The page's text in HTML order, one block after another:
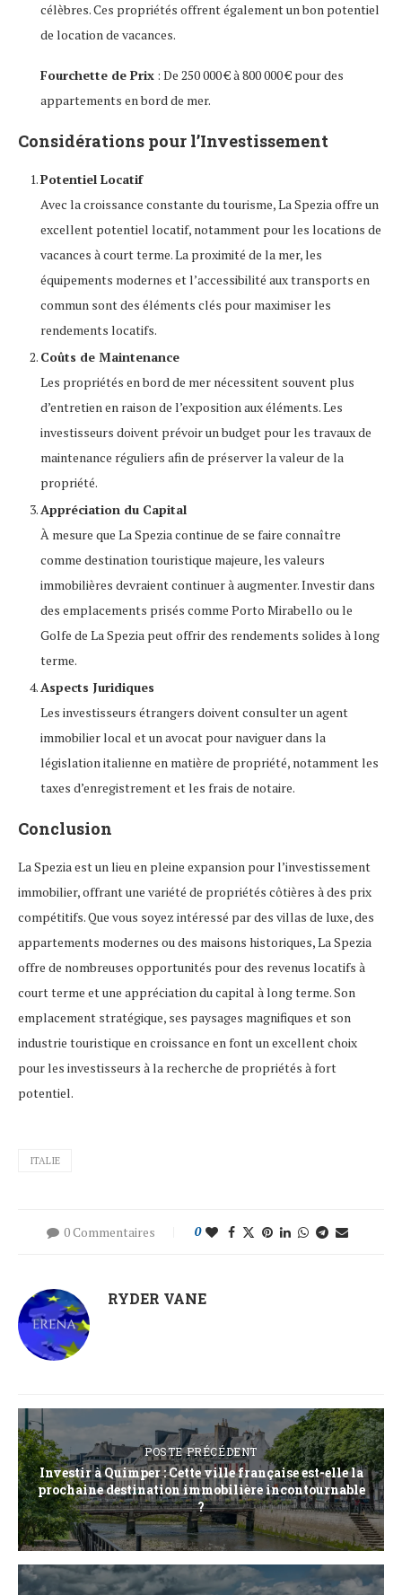
célèbres. Ces propriétés offrent également un bon potentiel
de location de vacances.
Fourchette de Prix : De 250 000 € à 800 000 € pour des
appartements en bord de mer.
Considérations pour l’Investissement
Potentiel Locatif
Avec la croissance constante du tourisme, La Spezia offre un
excellent potentiel locatif, notamment pour les locations de
vacances à court terme. La proximité de la mer, les
équipements modernes et l’accessibilité aux transports en
commun sont des éléments clés pour maximiser les
rendements locatifs.
Coûts de Maintenance
Les propriétés en bord de mer nécessitent souvent plus
d’entretien en raison de l’exposition aux éléments. Les
investisseurs doivent prévoir un budget pour les travaux de
maintenance réguliers afin de préserver la valeur de la
propriété.
Appréciation du Capital
À mesure que La Spezia continue de se faire connaître
comme destination touristique majeure, les valeurs
immobilières devraient continuer à augmenter. Investir dans
des emplacements prisés comme Porto Mirabello ou le
Golfe de La Spezia peut offrir des rendements solides à long
terme.
Aspects Juridiques
Les investisseurs étrangers doivent consulter un agent
immobilier local et un avocat pour naviguer dans la
législation italienne en matière de propriété, notamment les
taxes d’enregistrement et les frais de notaire.
Conclusion
La Spezia est un lieu en pleine expansion pour l’investissement
immobilier, offrant une variété de propriétés côtières à des prix
compétitifs. Que vous soyez intéressé par des villas de luxe, des
appartements modernes ou des maisons historiques, La Spezia
offre de nombreuses opportunités pour des revenus locatifs à
court terme et une appréciation du capital à long terme. Son
emplacement stratégique, ses paysages magnifiques et son
industrie touristique en croissance en font un excellent choix
pour les investisseurs à la recherche de propriétés à fort
potentiel.
ITALIE
0 Commentaires 0
RYDER VANE
POSTE PRÉCÉDENT
Investir à Quimper : Cette ville française est-elle la
prochaine destination immobilière incontournable
?